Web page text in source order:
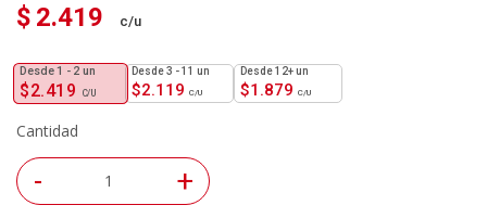
$ 2.419
$2.419
1 - 2 un
$2.119
3 - 11 un
$1.879
12+ un
Cantidad
- +